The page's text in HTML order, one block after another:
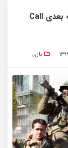
بن دائمی با اسم نژاد پرستانه و شایعه نسخه بعدی Call
بازی